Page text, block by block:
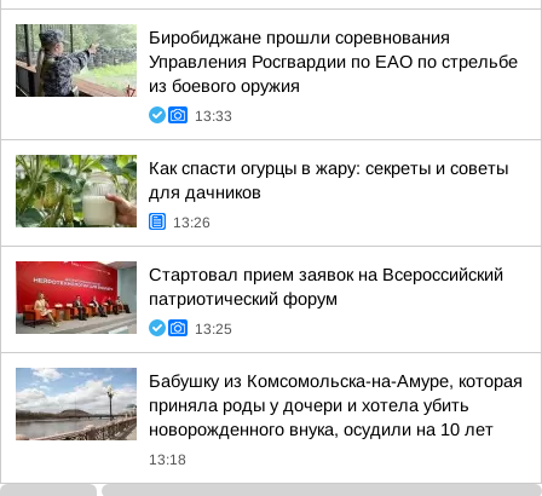
Биробиджане прошли соревнования
Управления Росгвардии по ЕАО по стрельбе
из боевого оружия
13:33
Как спасти огурцы в жару: секреты и советы
для дачников
13:26
Стартовал прием заявок на Всероссийский
патриотический форум
13:25
Бабушку из Комсомольска-на-Амуре, которая
приняла роды у дочери и хотела убить
новорожденного внука, осудили на 10 лет
13:18